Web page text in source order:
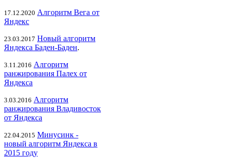
17.12.2020 Алгоритм Вега от
Яндекс
23.03.2017 Новый алгоритм
Яндекса Баден-Баден.
3.11.2016 Алгоритм
ранжирования Палех от
Яндекса
3.03.2016 Алгоритм
ранжирования Владивосток
от Яндекса
22.04.2015 Минусинк -
новый алгоритм Яндекса в
2015 году